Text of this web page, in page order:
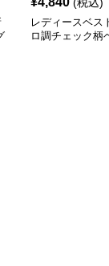
レディースベス
ロ調チェック柄